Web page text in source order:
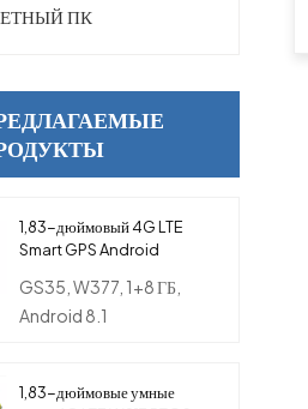
ПК
1,83-дюймовый 4G LTE
Smart GPS Android
часы с двойной камерой
для детей
GS35, W377, 1+8 ГБ,
Android 8.1
1,83-дюймовые умные